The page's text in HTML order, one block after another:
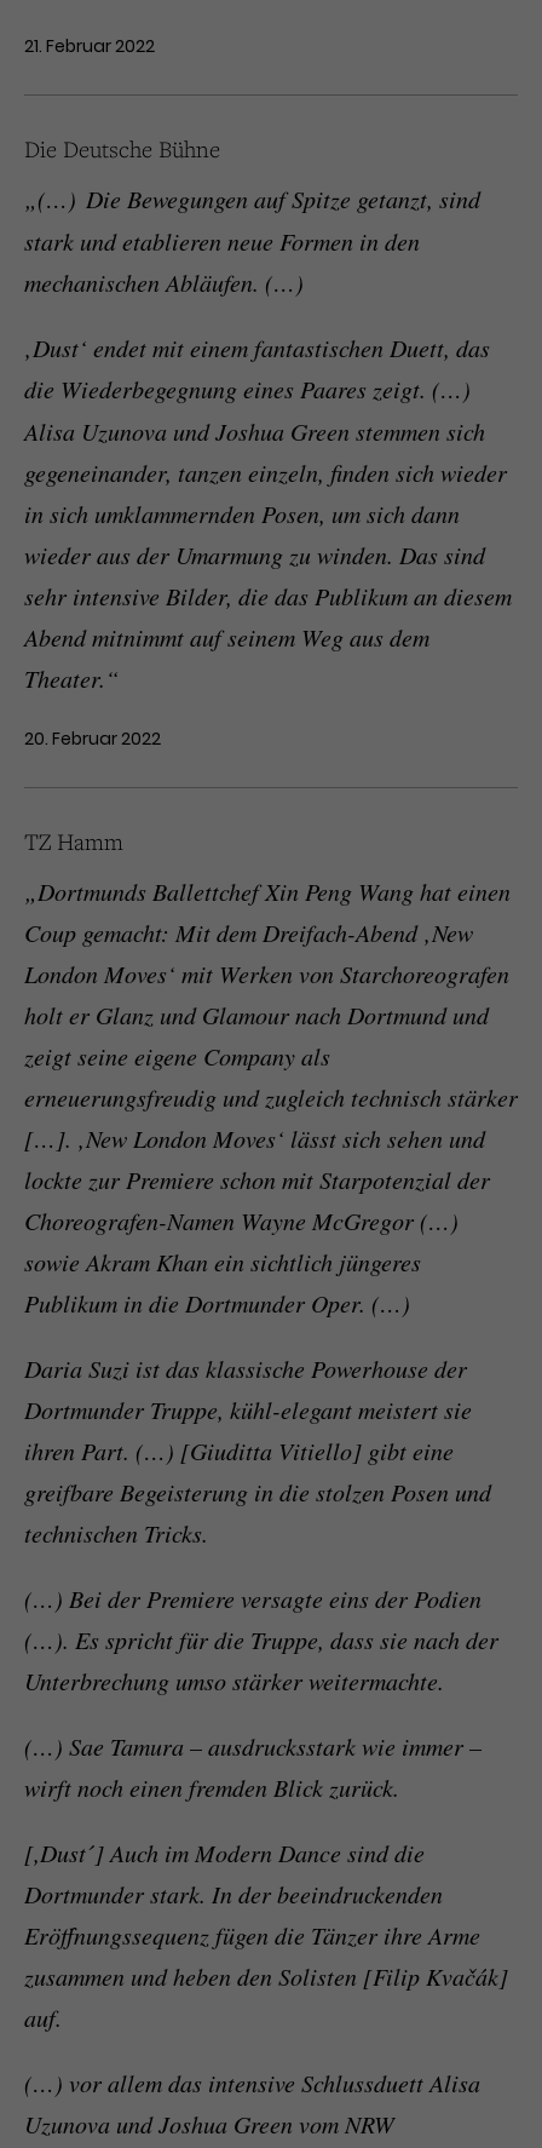
21. Februar 2022
Die Deutsche Bühne
„(…) Die Bewegungen auf Spitze getanzt, sind
stark und etablieren neue Formen in den
mechanischen Abläufen. (…)
‚Dust‘ endet mit einem fantastischen Duett, das
die Wiederbegegnung eines Paares zeigt. (…)
Alisa Uzunova und Joshua Green stemmen sich
gegeneinander, tanzen einzeln, finden sich wieder
in sich umklammernden Posen, um sich dann
wieder aus der Umarmung zu winden. Das sind
sehr intensive Bilder, die das Publikum an diesem
Abend mitnimmt auf seinem Weg aus dem
Theater.“
20. Februar 2022
TZ Hamm
„Dortmunds Ballettchef Xin Peng Wang hat einen
Coup gemacht: Mit dem Dreifach-Abend ‚New
London Moves‘ mit Werken von Starchoreografen
holt er Glanz und Glamour nach Dortmund und
zeigt seine eigene Company als
erneuerungsfreudig und zugleich technisch stärker
[…]. ‚New London Moves‘ lässt sich sehen und
lockte zur Premiere schon mit Starpotenzial der
Choreografen-Namen Wayne McGregor (…)
sowie Akram Khan ein sichtlich jüngeres
Publikum in die Dortmunder Oper. (…)
Daria Suzi ist das klassische Powerhouse der
Dortmunder Truppe, kühl-elegant meistert sie
ihren Part. (…) [Giuditta Vitiello] gibt eine
greifbare Begeisterung in die stolzen Posen und
technischen Tricks.
(…) Bei der Premiere versagte eins der Podien
(…). Es spricht für die Truppe, dass sie nach der
Unterbrechung umso stärker weitermachte.
(…) Sae Tamura – ausdrucksstark wie immer –
wirft noch einen fremden Blick zurück.
[,Dust´] Auch im Modern Dance sind die
Dortmunder stark. In der beeindruckenden
Eröffnungssequenz fügen die Tänzer ihre Arme
zusammen und heben den Solisten [Filip Kvačák]
auf.
(…) vor allem das intensive Schlussduett Alisa
Uzunova und Joshua Green vom NRW